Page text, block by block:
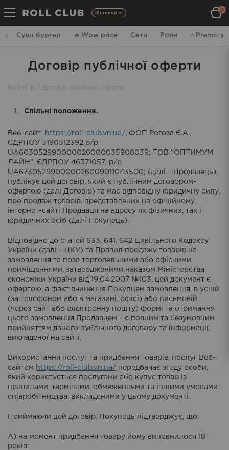
Вінниця
0
Суші бургер 🔥 Wow price Сети Роли ⭐️ Premium
Договір публічної оферти
Roll-club Договір публічної оферти
Спільні положення.
Веб-сайт https://roll-club.vn.ua/ , ФОП Рогоза Є.А.,
ЄДРПОУ 3190512392 р/р
UA603052990000026000035908039; ТОВ “ОПТИМУМ
ЛАЙН”, ЄДРПОУ 46371057, р/р
UA673052990000026009011043500; (далі – Продавець),
публікує цей договір, який є публічним договором-
офертою (далі Договір) та має відповідну юридичну силу,
про продаж товарів, представлених на офіційному
інтернет-сайті Продавця на адресу як фізичних, так і
юридичних осіб (далі Покупець).
Відповідно до статей 633, 641, 642 Цивільного Кодексу
України (далі – ЦКУ) та Правил продажу товарів на
замовлення та поза торговельними або офісними
приміщеннями, затвердженими наказом Міністерства
економіки України від 19.04.2007 №103, цей документ є
офертою, а факт вчинення Покупцем замовлення, в усній
(за телефоном або в магазині, офісі) або письмовій
(через сайт або електронну пошту) формі та отримання
цього замовлення Продавцем – є повним та безумовним
прийняттям даного публічного договору та інформації,
викладеної на сайті.
Використання послуг та придбання товарів, послуг Веб-
сайтом https://roll-club.vn.ua/ передбачає згоду особи,
який користується послугами або купує товар із
правилами, термінами, обмеженнями та іншими умовами
співробітництва, викладеними у цьому документі.
Приймаючи цей договір, Покупець підтверджує, що:
А) на момент придбання товару йому виповнилося 18
років;